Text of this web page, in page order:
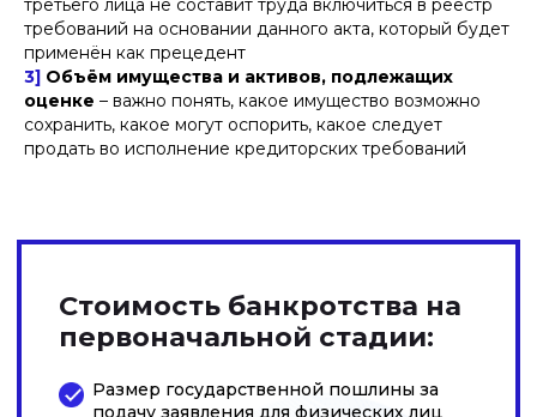
третьего лица не составит труда включиться в реестр
требований на основании данного акта, который будет
применён как прецедент
3] Объём имущества и активов, подлежащих
оценке – важно понять, какое имущество возможно
сохранить, какое могут оспорить, какое следует
продать во исполнение кредиторских требований